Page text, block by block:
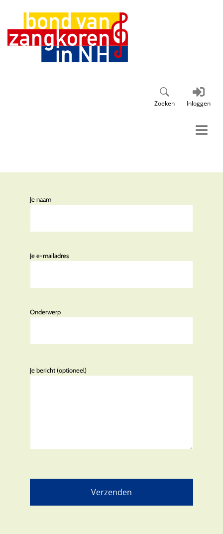
Zoeken Inloggen
Je naam
Je e-mailadres
Onderwerp
Je bericht (optioneel)